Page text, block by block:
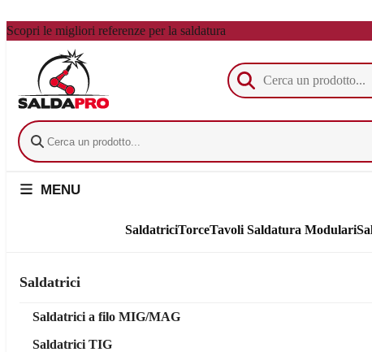
Scopri le migliori referenze per la saldatura
MENU
SaldatriciTorceTavoli Saldatura Modulari
Saldatrici
Saldatrici a filo MIG/MAG
Saldatrici TIG